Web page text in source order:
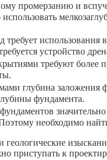
промерзанию и
устройство
требуют
глубина заложения
фундамента.
необходимо
приступать к